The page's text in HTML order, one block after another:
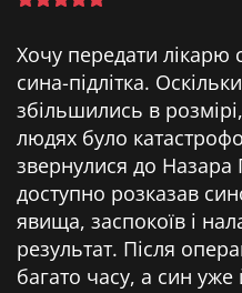
Хочу передати лікарю
сина-підлітка.
збільшились в
людях було
звернулися до Назара
доступно розказав
явища, заспокоїв і
результат. Після
багато часу, а син